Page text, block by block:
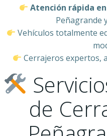
Atención rápida
Peñagrande
Vehículos totalmente
Cerrajeros expertos,
de